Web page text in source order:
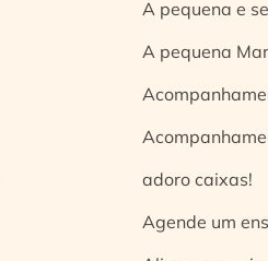
A pequena e
A pequena
adoro caixas!
Agende um